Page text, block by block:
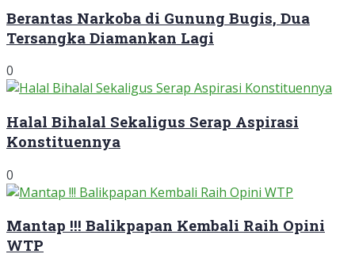
Berantas Narkoba di Gunung Bugis, Dua
Tersangka Diamankan Lagi
0
Halal Bihalal Sekaligus Serap Aspirasi
Konstituennya
0
Mantap !!! Balikpapan Kembali Raih Opini
WTP